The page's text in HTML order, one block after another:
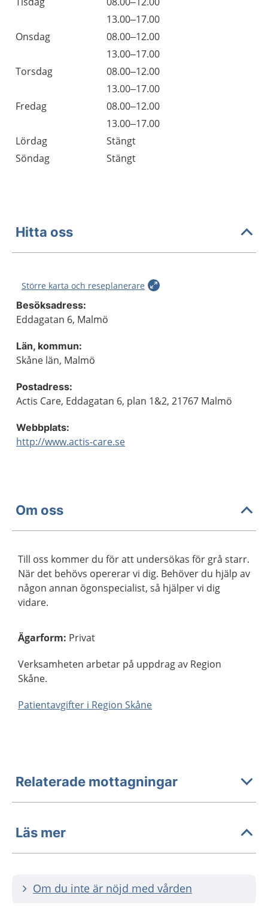
13.00–17.00
Onsdag
08.00–12.00
13.00–17.00
Torsdag
08.00–12.00
13.00–17.00
Fredag
08.00–12.00
13.00–17.00
Lördag
Stängt
Söndag
Stängt
Hitta oss
Större karta och reseplanerare
Besöksadress:
Eddagatan 6, Malmö
Län, kommun:
Skåne län, Malmö
Postadress:
Actis Care, Eddagatan 6, plan 1&2, 21767 Malmö
Webbplats:
http://www.actis-care.se
Om oss
Till oss kommer du för att undersökas för grå starr.
När det behövs opererar vi dig. Behöver du hjälp av
någon annan ögonspecialist, så hjälper vi dig
vidare.
Ägarform: Privat
Verksamheten arbetar på uppdrag av Region
Skåne.
Patientavgifter i Region Skåne
Relaterade mottagningar
Läs mer
Om du inte är nöjd med vården